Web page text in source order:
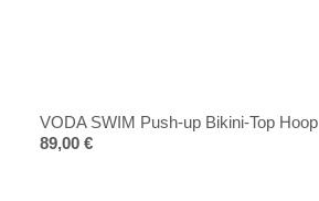
VODA SWIM Push-up Bikini-Top Hoop
Regulärer Preis:
89,00 €